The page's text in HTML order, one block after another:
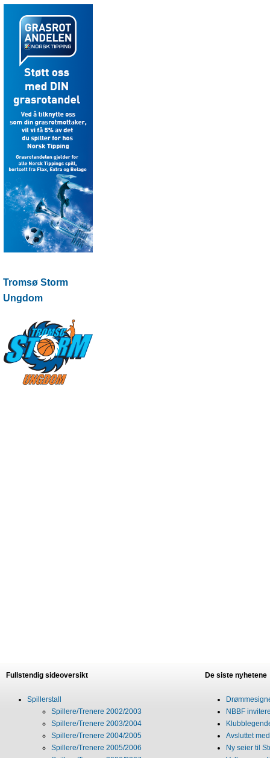
Tromsø Storm
Ungdom
Fullstendig sideoversikt
Spillerstall
Spillere/Trenere 2002/2003
Spillere/Trenere 2003/2004
Spillere/Trenere 2004/2005
Spillere/Trenere 2005/2006
De siste nyhetene
NBBF
Avsluttet
Ny seier til